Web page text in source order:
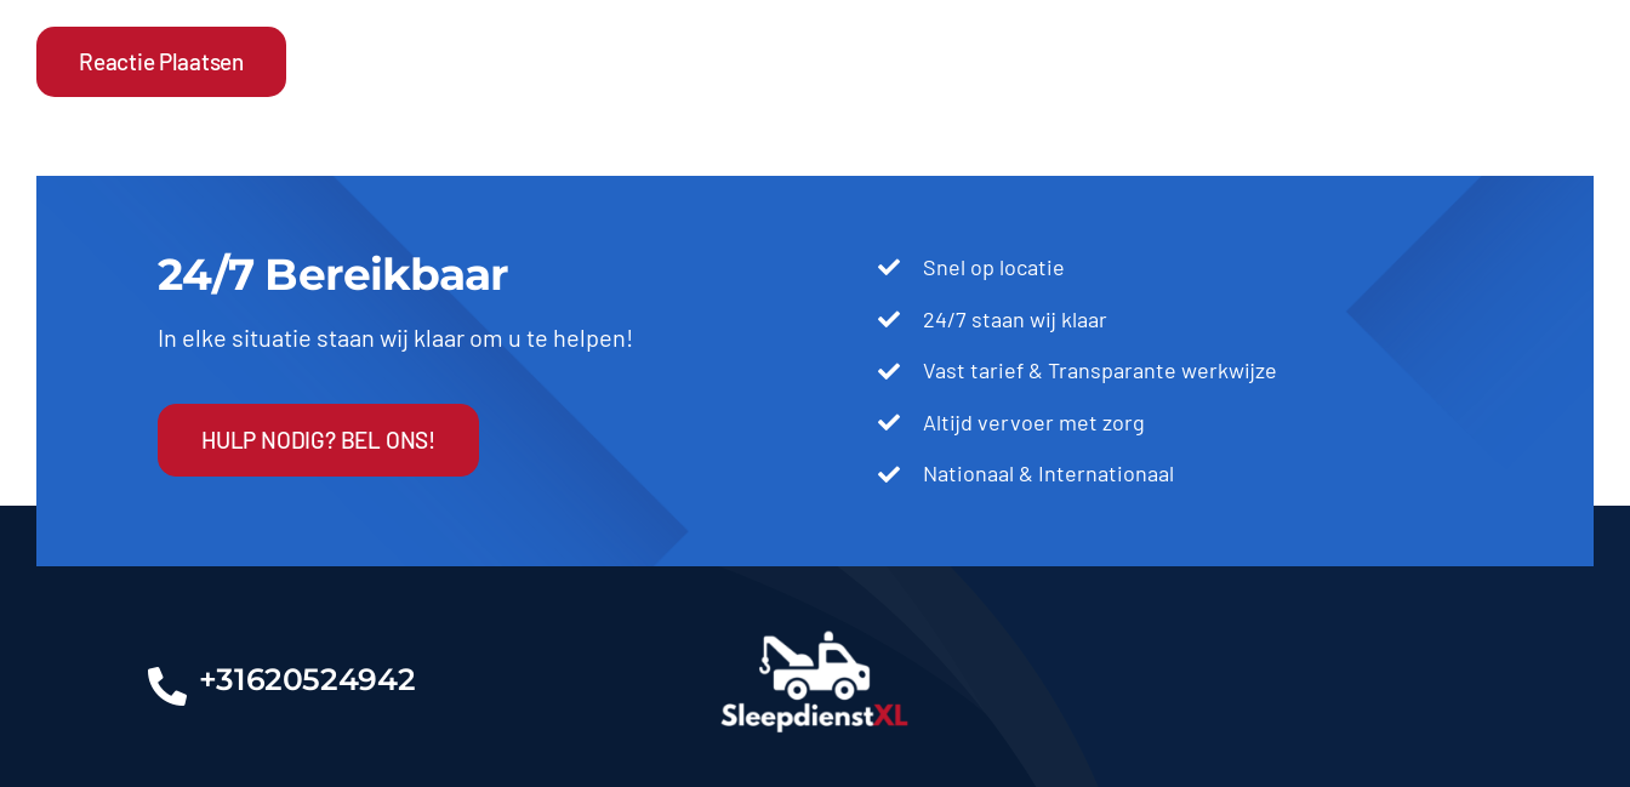
24/7 Bereikbaar
In elke situatie staan wij klaar om u te helpen!
HULP NODIG? BEL ONS!
Snel op locatie
24/7 staan wij klaar
Vast tarief & Transparante werkwijze
Altijd vervoer met zorg
Nationaal & Internationaal
+31620524942